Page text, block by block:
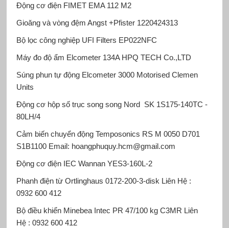
Động cơ điện FIMETΕΜΑ 112 M2
Gioăng và vòng đệm Angst +Pfister1220424313
Bộ lọc công nghiệp UFI Filters EP022NFC
Máy đo độ ẩm Elcometer134A HPQ TECH Co.,LTD
Súng phun tự động Elcometer3000 Motorised Clemen
Units
Động cơ hộp số trục song song NordSK 1S175-140TC -
80LH/4
Cảm biến chuyển động Temposonics RS M 0050 D701
S1B1100 Email: hoangphuquy.hcm@gmail.com
Động cơ điện IEC WannanYES3-160L-2
Phanh điện từ Ortlinghaus 0172-200-3-disk Liên Hệ :
0932 600 412
Bộ điều khiển Minebea Intec PR 47/100 kg C3MR Liên
Hệ : 0932 600 412